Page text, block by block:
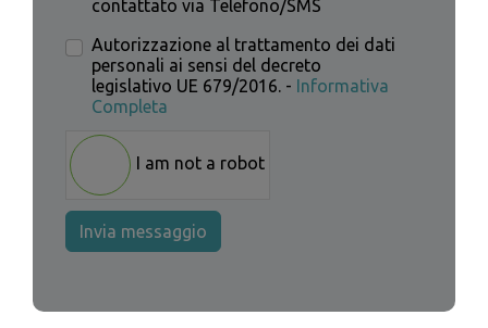
contattato via Telefono/SMS
Autorizzazione al trattamento dei dati
personali ai sensi del decreto
legislativo UE 679/2016. - Informativa
Completa
I am not a robot
Invia messaggio